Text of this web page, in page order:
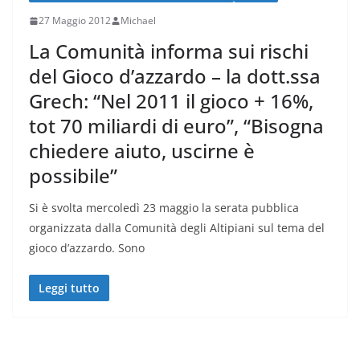
27 Maggio 2012 Michael
La Comunità informa sui rischi
del Gioco d’azzardo – la dott.ssa
Grech: “Nel 2011 il gioco + 16%,
tot 70 miliardi di euro”, “Bisogna
chiedere aiuto, uscirne è
possibile”
Si è svolta mercoledì 23 maggio la serata pubblica
organizzata dalla Comunità degli Altipiani sul tema del
gioco d’azzardo. Sono
Leggi tutto